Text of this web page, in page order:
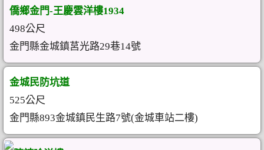
僑鄉金門-王慶雲洋樓1934
498公尺
金門縣金城鎮莒光路29巷14號
金城民防坑道
525公尺
金門縣893金城鎮民生路7號(金城車站二樓)